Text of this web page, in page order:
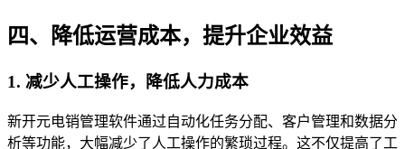
四、降低运营成本，提升企业效益
1. 减少人工操作，降低人力成本
新开元电销管理软件通过自动化任务分配、客户管理和数据分
析等功能，大幅减少了人工操作的繁琐过程。这不仅提高了工